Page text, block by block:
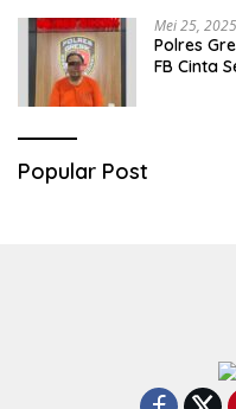
Mei 25, 2025
Polres
FB Cinta
Popular Post